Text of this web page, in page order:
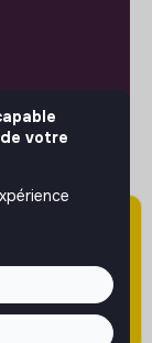
il y a
sans
votre